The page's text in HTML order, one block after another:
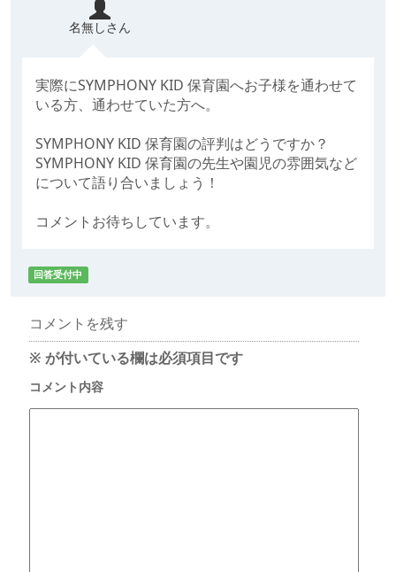
名無しさん
実際にSYMPHONY KID 保育園へお子様を通わせて
いる方、通わせていた方へ。
SYMPHONY KID 保育園の評判はどうですか？
SYMPHONY KID 保育園の先生や園児の雰囲気など
について語り合いましょう！
コメントお待ちしています。
回答受付中
コメントを残す
※ が付いている欄は必須項目です